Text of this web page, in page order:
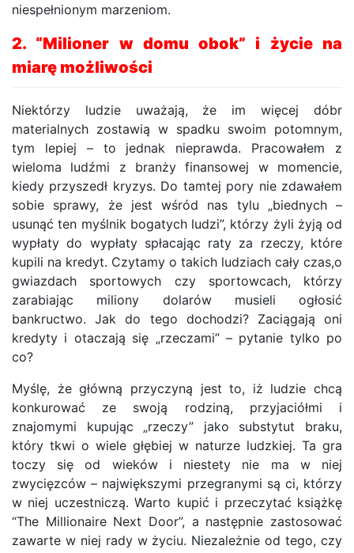
niespełnionym marzeniom.
2. “Milioner w domu obok” i życie na
miarę możliwości
Niektórzy ludzie uważają, że im więcej dóbr
materialnych zostawią w spadku swoim potomnym,
tym lepiej – to jednak nieprawda. Pracowałem z
wieloma ludźmi z branży finansowej w momencie,
kiedy przyszedł kryzys. Do tamtej pory nie zdawałem
sobie sprawy, że jest wśród nas tylu „biednych –
usunąć ten myślnik bogatych ludzi”, którzy żyli żyją od
wypłaty do wypłaty spłacając raty za rzeczy, które
kupili na kredyt. Czytamy o takich ludziach cały czas,o
gwiazdach sportowych czy sportowcach, którzy
zarabiając miliony dolarów musieli ogłosić
bankructwo. Jak do tego dochodzi? Zaciągają oni
kredyty i otaczają się „rzeczami” – pytanie tylko po
co?
Myślę, że główną przyczyną jest to, iż ludzie chcą
konkurować ze swoją rodziną, przyjaciółmi i
znajomymi kupując „rzeczy” jako substytut braku,
który tkwi o wiele głębiej w naturze ludzkiej. Ta gra
toczy się od wieków i niestety nie ma w niej
zwycięzców – największymi przegranymi są ci, którzy
w niej uczestniczą. Warto kupić i przeczytać książkę
“The Millionaire Next Door”, a następnie zastosować
zawarte w niej rady w życiu. Niezależnie od tego, czy